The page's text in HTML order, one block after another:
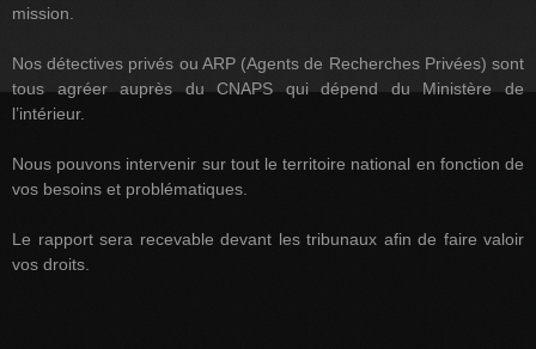
mission.
Nos détectives privés ou ARP (Agents de Recherches Privées) sont
tous agréer auprès du CNAPS qui dépend du Ministère de
l’intérieur.
Nous pouvons intervenir sur tout le territoire national en fonction de
vos besoins et problématiques.
Le rapport sera recevable devant les tribunaux afin de faire valoir
vos droits.